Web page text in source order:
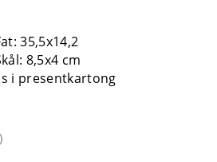
35,5x14,2
8,5x4 cm
i presentkartong
)